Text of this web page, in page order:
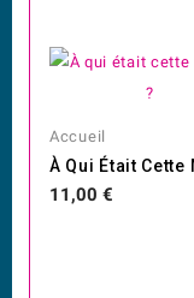
Accueil
Prix
11,00 €